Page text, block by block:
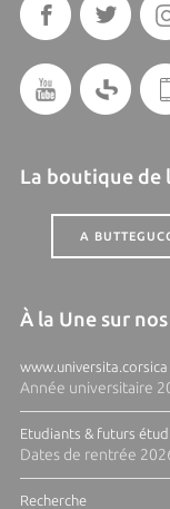
La boutique de
A
À la Une sur
www.universita.corsica
Année universitaire
Etudiants & futurs
Dates de rentrée
Recherche